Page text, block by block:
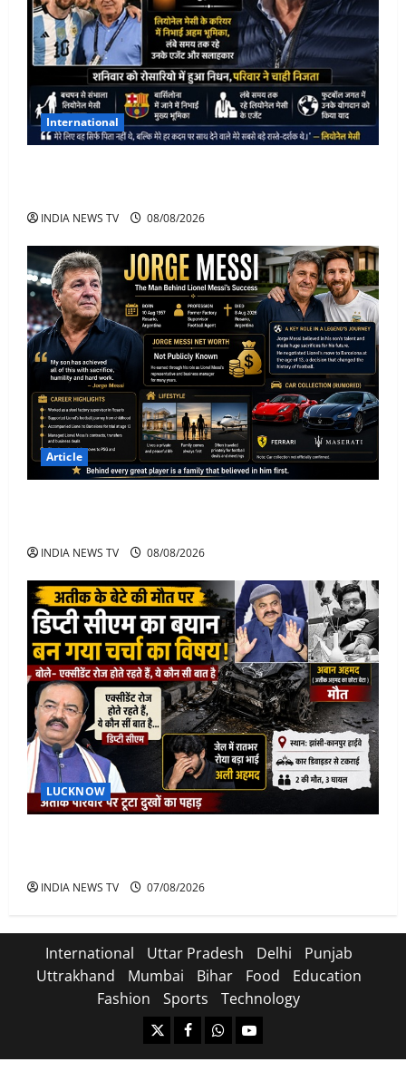
International
INDIA NEWS TV 08/08/2026
Article
INDIA NEWS TV 08/08/2026
LUCKNOW
INDIA NEWS TV 07/08/2026
International Uttar Pradesh Delhi
Punjab
Uttrakhand
Mumbai Bihar Food
Education
Fashion
Sports Technology
https://x.com
facebook.com
https:/whatsapp.com/
Youtube.com